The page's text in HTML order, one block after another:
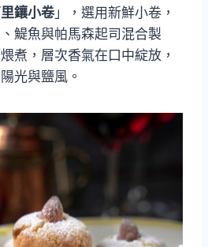
鑲小卷」，選用新鮮小卷，
鯷魚與帕馬森起司混合製
煮，層次香氣在口中綻放，
光與鹽風。